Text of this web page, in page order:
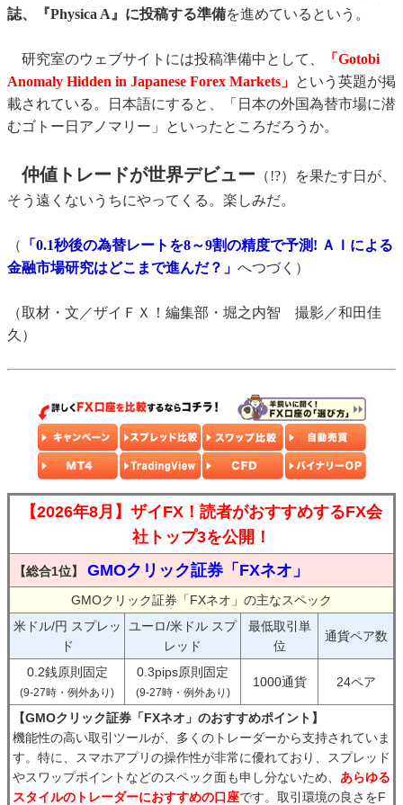
誌、『Physica A』に投稿する準備を進めているという。
研究室のウェブサイトには投稿準備中として、
「Gotobi
Anomaly Hidden in Japanese Forex Markets」 という英題が掲
載されている。日本語にすると、「日本の外国為替市場に潜
むゴトー日アノマリー」といったところだろうか。
仲値トレードが世界デビュー （!?）を果たす日が、
そう遠くないうちにやってくる。楽しみだ。
（
「0.1秒後の為替レートを8～9割の精度で予測! ＡＩによる
金融市場研究はどこまで進んだ？」 へつづく）
（取材・文／ザイＦＸ！編集部・堀之内智 撮影／和田佳
久）
【2026年8月】ザイFX！読者がおすすめするFX会
社トップ3を公開！
【総合1位】 GMOクリック証券「FXネオ」
GMOクリック証券「FXネオ」の主なスペック
米ドル/円 スプレッ
ド
ユーロ/米ドル スプ
レッド
最低取引単
位
通貨ペア数
0.2銭原則固定
(9-27時・例外あり)
0.3pips原則固定
(9-27時・例外あり)
1000通貨 24ペア
【GMOクリック証券「FXネオ」のおすすめポイント】
機能性の高い取引ツールが、多くのトレーダーから支持されていま
す。特に、スマホアプリの操作性が非常に優れており、スプレッド
やスワップポイントなどのスペック面も申し分ないため、 あらゆる
スタイルのトレーダーにおすすめの口座です。取引環境の良さをF